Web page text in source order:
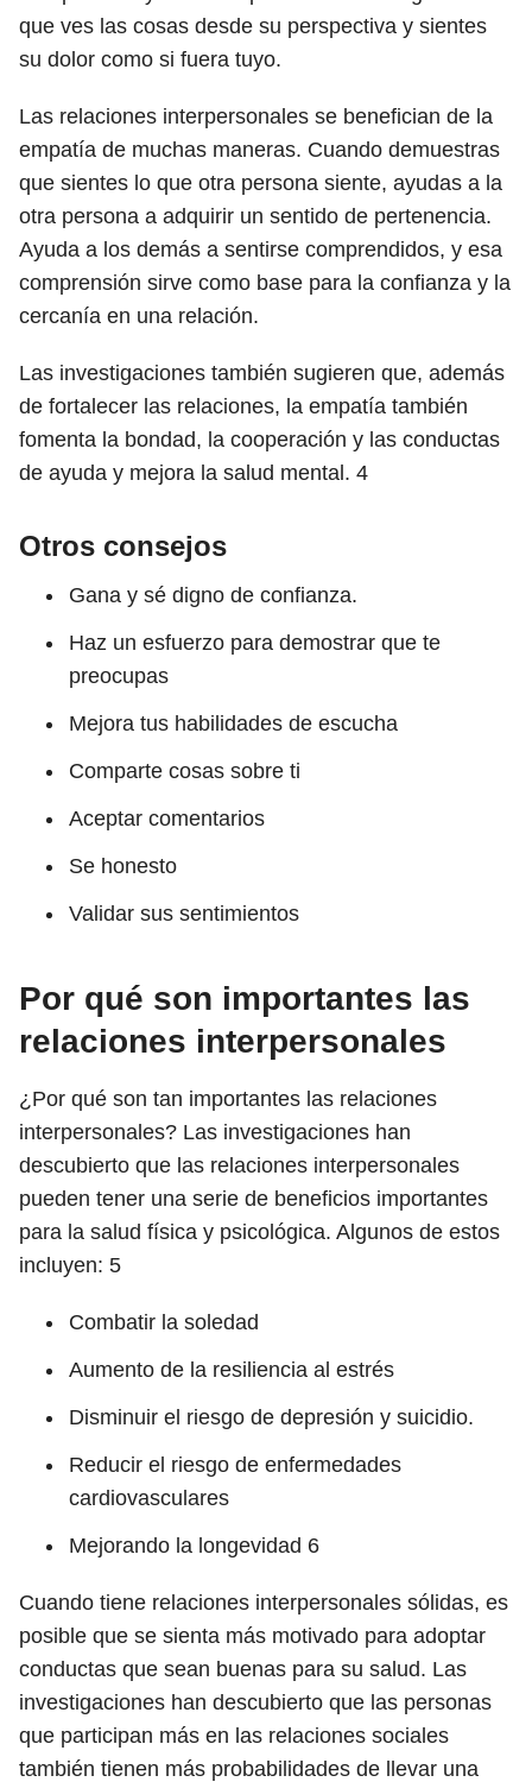
que ves las cosas desde su perspectiva y sientes
su dolor como si fuera tuyo.
Las relaciones interpersonales se benefician de la
empatía de muchas maneras. Cuando demuestras
que sientes lo que otra persona siente, ayudas a la
otra persona a adquirir un sentido de pertenencia.
Ayuda a los demás a sentirse comprendidos, y esa
comprensión sirve como base para la confianza y la
cercanía en una relación.
Las investigaciones también sugieren que, además
de fortalecer las relaciones, la empatía también
fomenta la bondad, la cooperación y las conductas
de ayuda y mejora la salud mental. 4
Otros consejos
Gana y sé digno de confianza.
Haz un esfuerzo para demostrar que te
preocupas
Mejora tus habilidades de escucha
Comparte cosas sobre ti
Aceptar comentarios
Se honesto
Validar sus sentimientos
Por qué son importantes las
relaciones interpersonales
¿Por qué son tan importantes las relaciones
interpersonales? Las investigaciones han
descubierto que las relaciones interpersonales
pueden tener una serie de beneficios importantes
para la salud física y psicológica. Algunos de estos
incluyen: 5
Combatir la soledad
Aumento de la resiliencia al estrés
Disminuir el riesgo de depresión y suicidio.
Reducir el riesgo de enfermedades
cardiovasculares
Mejorando la longevidad 6
Cuando tiene relaciones interpersonales sólidas, es
posible que se sienta más motivado para adoptar
conductas que sean buenas para su salud. Las
investigaciones han descubierto que las personas
que participan más en las relaciones sociales
también tienen más probabilidades de llevar una